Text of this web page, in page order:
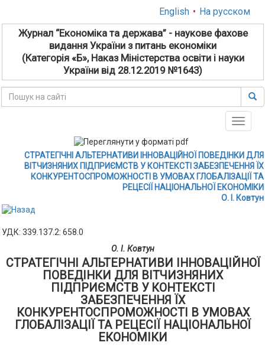
English • На русском
Журнал “Економіка та держава” - наукове фахове
видання України з питань економіки
(Категорія «Б», Наказ Міністерства освіти і науки
України від 28.12.2019 №1643)
Toggle
СТРАТЕГІЧНІ АЛЬТЕРНАТИВИ ІННОВАЦІЙНОЇ ПОВЕДІНКИ ДЛЯ
ВІТЧИЗНЯНИХ ПІДПРИЄМСТВ У КОНТЕКСТІ ЗАБЕЗПЕЧЕННЯ ЇХ
КОНКУРЕНТОСПРОМОЖНОСТІ В УМОВАХ ГЛОБАЛІЗАЦІЇ ТА
РЕЦЕСІЇ НАЦІОНАЛЬНОЇ ЕКОНОМІКИ
О. І. Ковтун
УДК: 339.137.2: 658.0
О. І. Ковтун
СТРАТЕГІЧНІ АЛЬТЕРНАТИВИ ІННОВАЦІЙНОЇ
ПОВЕДІНКИ ДЛЯ ВІТЧИЗНЯНИХ
ПІДПРИЄМСТВ У КОНТЕКСТІ
ЗАБЕЗПЕЧЕННЯ ЇХ
КОНКУРЕНТОСПРОМОЖНОСТІ В УМОВАХ
ГЛОБАЛІЗАЦІЇ ТА РЕЦЕСІЇ НАЦІОНАЛЬНОЇ
ЕКОНОМІКИ